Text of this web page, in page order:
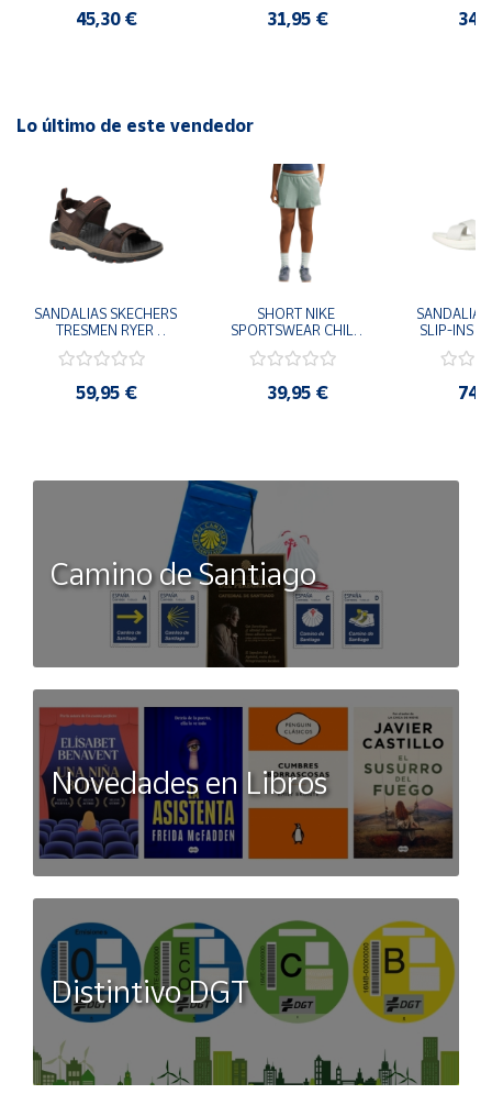
45,30 € 31,95 €
Lo último de este vendedor
SANDALIAS SKECHERS
TRESMEN RYER
205112-CHOC
COMODAS
59,95 €
SHORT NIKE
SPORTSWEAR CHILL
006 PANTALONES
39,95 €
SANDALIAS
SLIP-INS
Camino de Santiago
Novedades en Libros
Distintivo DGT